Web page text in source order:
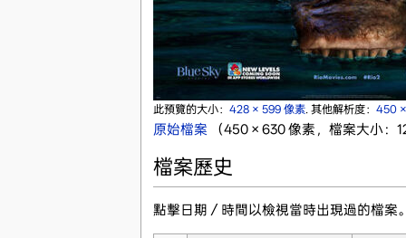
此預覽的大小： 428 × 599 像素. 其他解析度： 450
原始檔案 （450 × 630 像素，檔案大小：
檔案歷史
點擊日期／時間以檢視當時出現過的檔案